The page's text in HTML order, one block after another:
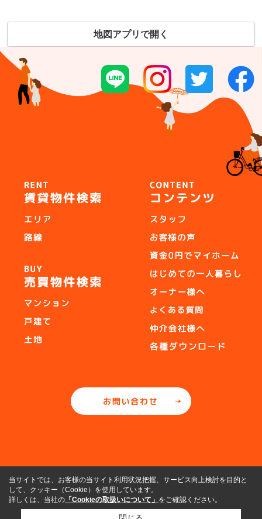
地図アプリで開く
当サイトでは、お客様の当サイト利用状況把握、サービス向上検討を目的と
して、クッキー（Cookie）を使用しています。
詳しくは、当社の 「Cookieの取扱いについて」 をご確認ください。